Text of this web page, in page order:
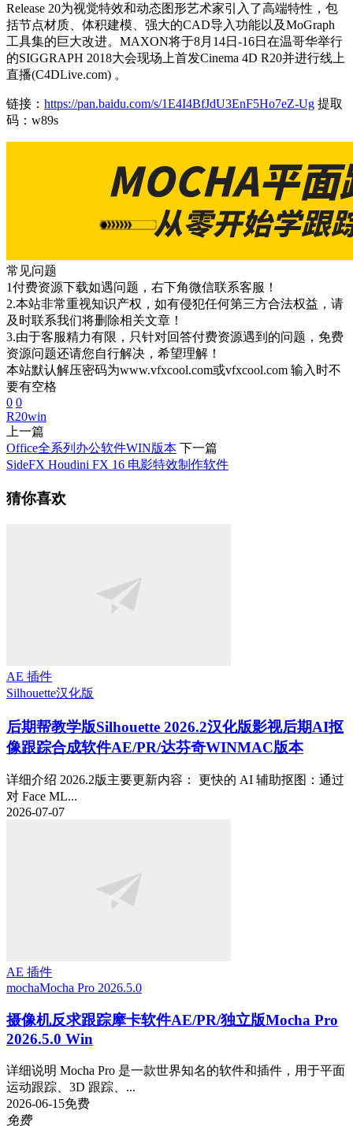
Release 20为视觉特效和动态图形艺术家引入了高端特性，包
括节点材质、体积建模、强大的CAD导入功能以及MoGraph
工具集的巨大改进。MAXON将于8月14日-16日在温哥华举行
的SIGGRAPH 2018大会现场上首发Cinema 4D R20并进行线上
直播(C4DLive.com) 。
链接： https://pan.baidu.com/s/1E4I4BfJdU3EnF5Ho7eZ-Ug 提取
码：w89s
常见问题
1付费资源下载如遇问题，右下角微信联系客服！
2.本站非常重视知识产权，如有侵犯任何第三方合法权益，请
及时联系我们将删除相关文章！
3.由于客服精力有限，只针对回答付费资源遇到的问题，免费
资源问题还请您自行解决，希望理解！
本站默认解压密码为www.vfxcool.com或vfxcool.com 输入时不
要有空格
0 0
R20win
上一篇
Office全系列办公软件WIN版本 下一篇
SideFX Houdini FX 16 电影特效制作软件
猜你喜欢
AE 插件
Silhouette汉化版
后期帮教学版Silhouette 2026.2汉化版影视后期AI抠
像跟踪合成软件AE/PR/达芬奇WINMAC版本
详细介绍 2026.2版主要更新内容： 更快的 AI 辅助抠图：通过
对 Face ML...
2026-07-07
AE 插件
mochaMocha Pro 2026.5.0
摄像机反求跟踪摩卡软件AE/PR/独立版Mocha Pro
2026.5.0 Win
详细说明 Mocha Pro 是一款世界知名的软件和插件，用于平面
运动跟踪、3D 跟踪、...
2026-06-15免费
免费